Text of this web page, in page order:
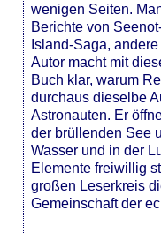
wenigen Seiten.
Berichte von
Island-Saga,
Autor macht mit
Buch klar, warum
durchaus dieselbe
Astronauten. Er
der brüllenden See
Wasser und in der
Elemente freiwillig
großen Leserkreis
Gemeinschaft der